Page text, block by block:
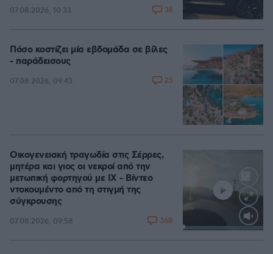
07.08.2026, 10:33 36
Πόσο κοστίζει μία εβδομάδα σε βίλες
- παράδεισους
07.08.2026, 09:43 25
Loaded:
Οικογενειακή τραγωδία στις Σέρρες,
μητέρα και γιος οι νεκροί από την
μετωπική φορτηγού με ΙΧ - Βίντεο
ντοκουμέντο από τη στιγμή της
σύγκρουσης
07.08.2026, 09:58 368